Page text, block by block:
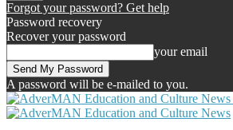
Forgot your password? Get help
Password recovery
Recover your password
your email
A password will be e-mailed to you.